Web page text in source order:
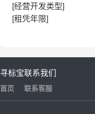
[经营开发类型]
[租凭年限]
寻标宝
首页
联系我们
联系客服